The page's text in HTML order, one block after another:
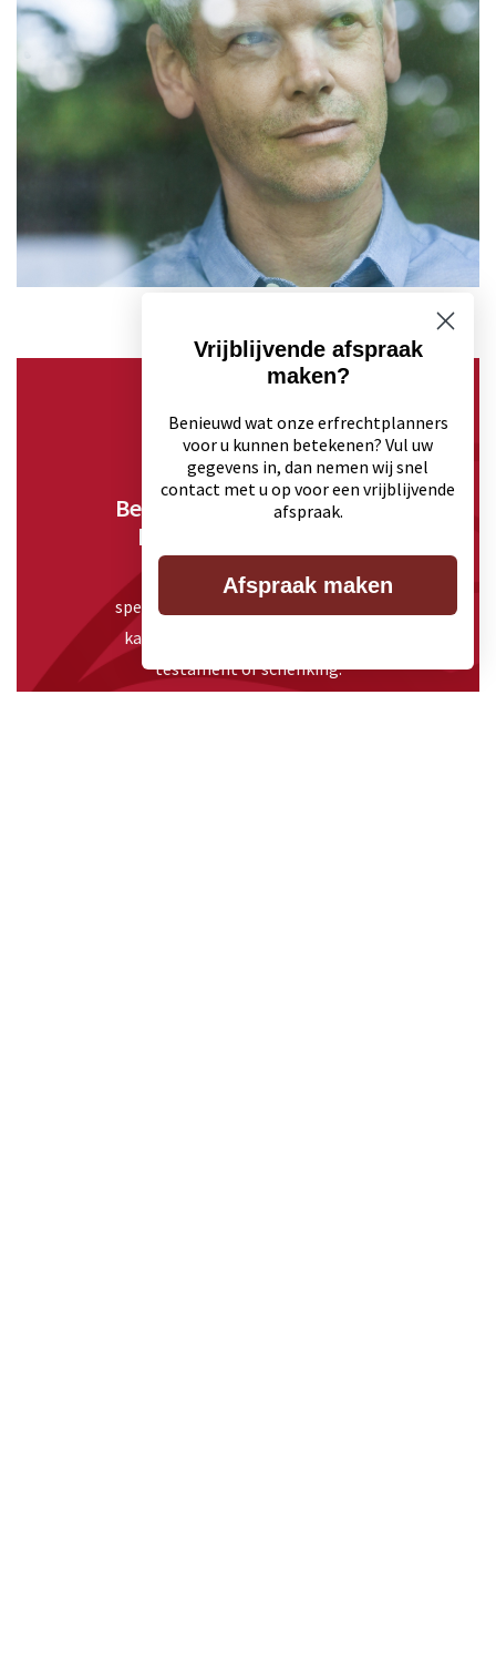
REKENMODULE
Bereken uw besparing bij
het eerste overlijden
Onze erfrecht planners zijn
specialist in de fiscale en financiële
kant van erfrecht, de erfenis, een
testament of schenking.
Vrijblijvende afspraak
maken?
Benieuwd wat onze erfrechtplanners
voor u kunnen betekenen? Vul uw
gegevens in, dan nemen wij snel
contact met u op voor een vrijblijvende
afspraak.
Afspraak maken